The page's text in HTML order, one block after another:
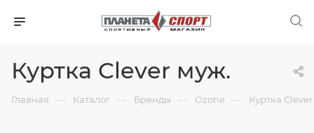
Куртка Clever муж.
Главная — Каталог — Бренды — Ozone — Куртка